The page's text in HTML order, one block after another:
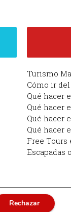
Turismo
Cómo ir
Qué hacer
Qué hacer
Qué hacer
Qué hacer
Free Tours
Escapadas
Rechazar